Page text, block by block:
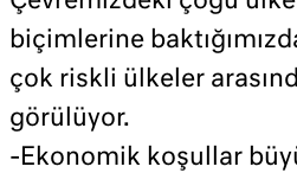
biçimlerine
çok riskli ülkeler
görülüyor.
-Ekonomik koşullar